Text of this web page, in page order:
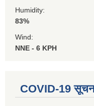
Humidity:
83%
Wind:
NNE - 6 KPH
COVID-19